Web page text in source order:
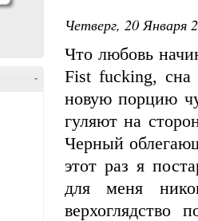
-
Четверг, 20 Января
Что любовь
Fist fucking,
новую порцию
гуляют на
Черный
этот раз я
для меня